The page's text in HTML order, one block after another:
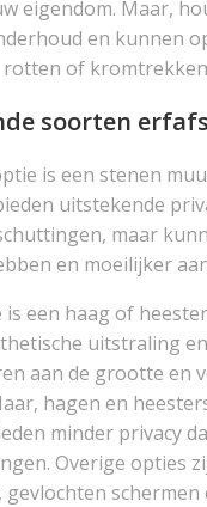
eigendom. Maar,
en kunnen
rotten of
soorten
is een stenen
uitstekende
maar
en moeilijker
een haag of
uitstraling
aan de grootte en
hagen en
minder privacy
Overige opties
gevlochten